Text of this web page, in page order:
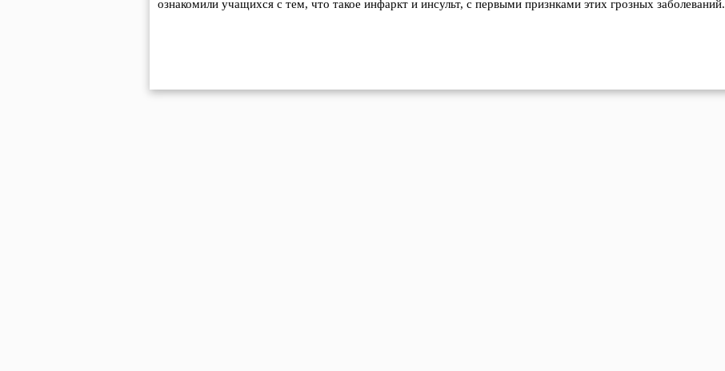
ознакомили учащихся с тем, что такое инфаркт и инсульт, с первыми признками этих грозных заболеваний.